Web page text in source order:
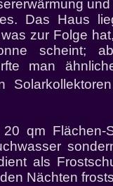
Das Haus
zur Folge
scheint;
man
qm Flächen-
als
Nächten